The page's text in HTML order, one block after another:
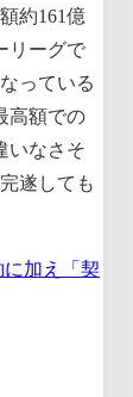
約161億
リーグで
っている
高額での
いなさそ
遂しても
加え「契